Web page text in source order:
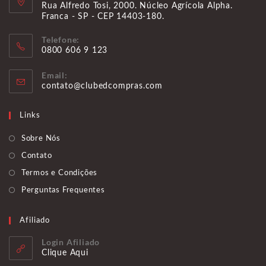
Rua Alfredo Tosi, 2000. Núcleo Agrícola Alpha.
Franca - SP - CEP 14403-180.
Telefone:
0800 606 9 123
em
Email:
contato@clubedcompras.com
Links
Sobre Nós
Contato
Termos e Condições
Perguntas Frequentes
Afiliado
Login Afiliado
Clique Aqui